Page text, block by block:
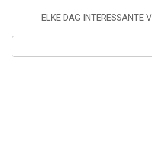
ELKE DAG INTERESSANTE
Search: